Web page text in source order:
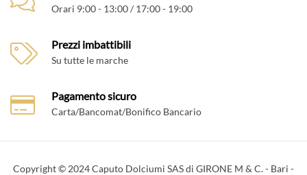
Orari 9:00 - 13:00 / 17:00 - 19:00
Prezzi imbattibili
Su tutte le marche
Pagamento sicuro
Carta/Bancomat/Bonifico Bancario
Copyright © 2024 Caputo Dolciumi SAS di GIRONE M & C. - Bari -